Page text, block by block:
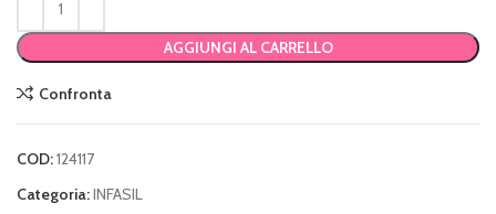
AGGIUNGI AL CARRELLO
Confronta
COD:124117
Categoria:INFASIL